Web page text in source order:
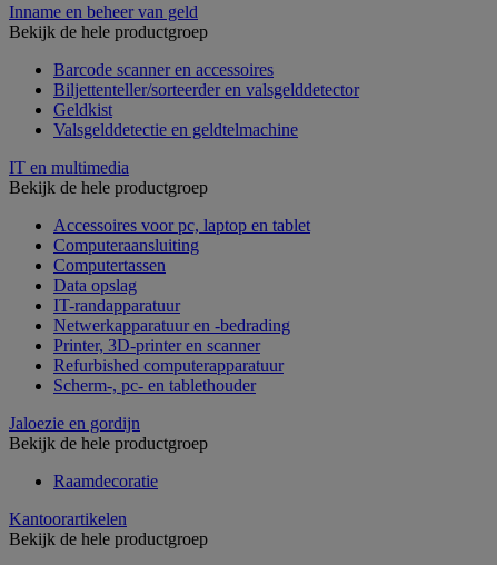
Inname en beheer van geld
Bekijk de hele productgroep
Barcode scanner en accessoires
Biljettenteller/sorteerder en valsgelddetector
Geldkist
Valsgelddetectie en geldtelmachine
IT en multimedia
Bekijk de hele productgroep
Accessoires voor pc, laptop en tablet
Computeraansluiting
Computertassen
Data opslag
IT-randapparatuur
Netwerkapparatuur en -bedrading
Printer, 3D-printer en scanner
Refurbished computerapparatuur
Scherm-, pc- en tablethouder
Jaloezie en gordijn
Bekijk de hele productgroep
Raamdecoratie
Kantoorartikelen
Bekijk de hele productgroep